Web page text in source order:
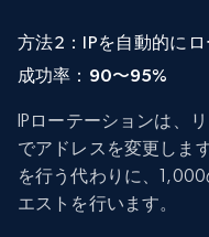
方法2：IPを自動的に
成功率：90〜95%
IPローテーションは、
でアドレスを変更しま
を行う代わりに、
エストを行います。